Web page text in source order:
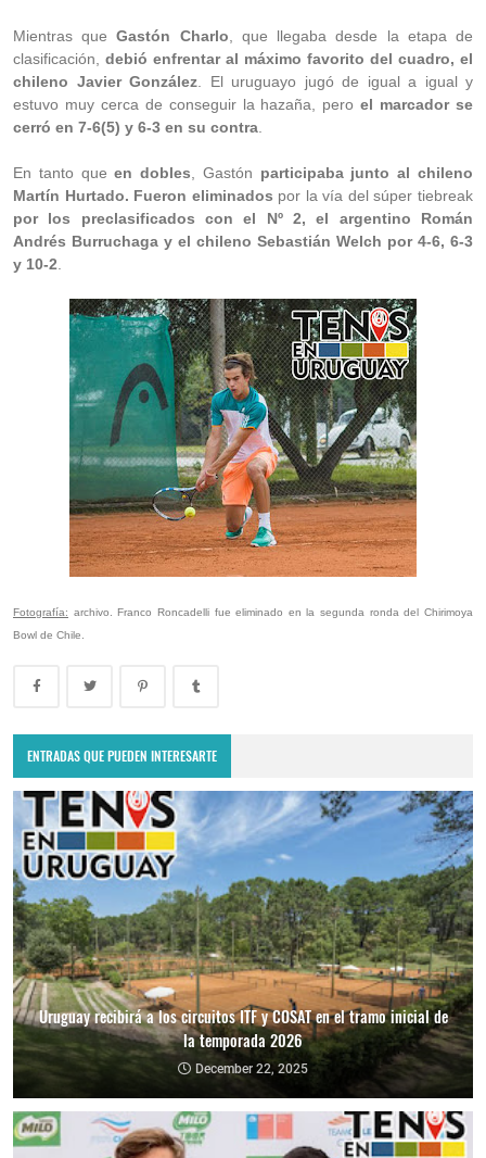
Mientras queGastón Charlo , que llegaba desde la etapa de
clasificación, debió enfrentar al máximo favorito del cuadro, el
chileno Javier González . El uruguayo jugó de igual a igual y
estuvo muy cerca de conseguir la hazaña, peroel marcador se
cerró en 7-6(5) y 6-3 en su contra
En tanto queen dobles , Gastón participaba junto al chileno
Martín Hurtado. Fueron eliminados por la vía del súper tiebreak
por los preclasificados con el Nº 2, el argentino Román
Andrés Burruchaga y el chileno Sebastián Welch por 4-6, 6-3
y 10-2
Fotografía: archivo. Franco Roncadelli fue eliminado en la segunda ronda del Chirimoya
Bowl de Chile.
ENTRADAS QUE PUEDEN INTERESARTE
Uruguay recibirá a los circuitos ITF y COSAT en el tramo inicial de
la temporada 2026
December 22, 2025